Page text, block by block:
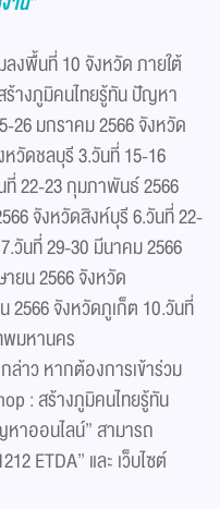
งพื้นที่ 10 จังหวัด ภายใต้
ร้างภูมิคนไทยรู้ทัน ปัญหา
26 มกราคม 2566 จังหวัด
วัดชลบุรี 3.วันที่ 15-16
ที่ 22-23 กุมภาพันธ์ 2566
จังหวัดสิงห์บุรี 6.วันที่ 22-
วันที่ 29-30 มีนาคม 2566
ยน 2566 จังหวัด
2566 จังหวัดภูเก็ต 10.วันที่
พมหานคร
าว หากต้องการเข้าร่วม
: สร้างภูมิคนไทยรู้ทัน
าออนไลน์” สามารถ
ETDA” และ เว็บไซต์